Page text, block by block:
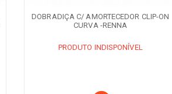
DOBRADIÇA C/ AMORTECEDOR CLIP-ON
CURVA -RENNA
PRODUTO INDISPONÍVEL